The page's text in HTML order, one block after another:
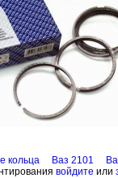
кольца Ваз 2101
войдите или